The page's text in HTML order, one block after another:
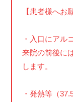
【患者様へお
・入口にアル
来院の前後に
します。
・発熱等（